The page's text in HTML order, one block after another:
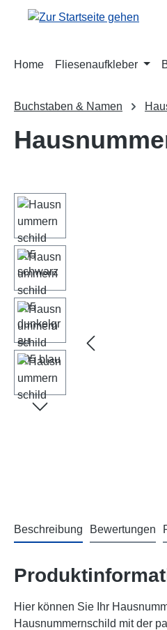
Hauptinhalt springen
Zur Suche springen
Zur Hauptnavigation
Home Fliesenaufkleber
Buchstaben & Namen
Bildergalerie überspringen
Beschreibung Bewertungen
Hier können Sie Ihr
Hausnummernschild mit der